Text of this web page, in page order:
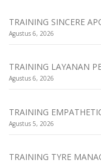
TRAINING SINCERE
Agustus 6, 2026
TRAINING LAYANAN
Agustus 6, 2026
TRAINING
Agustus 5, 2026
TRAINING TYRE